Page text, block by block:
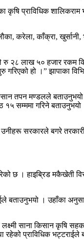
कृषि प्राविधिक
करेला, काँक्रा,
रु २८ लाख ५० हजार रकम
हो ।” झापाका
तपन मण्डलले
सम्ममा गरिने
सरकारले बगरे
। हाइब्रिड मकैखेती
बताउनुभयो । उहाँका
साना किसान कृषि
प्राविधिक भट्टराईले